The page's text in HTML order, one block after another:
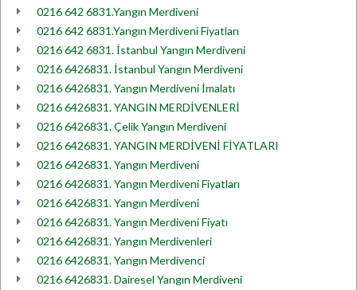
0216 642 6831.Yangın Merdiveni
0216 642 6831.Yangın Merdiveni Fiyatları
0216 642 6831. İstanbul Yangın Merdiveni
0216 6426831. İstanbul Yangın Merdiveni
0216 6426831. Yangın Merdiveni İmalatı
0216 6426831. YANGIN MERDİVENLERİ
0216 6426831. Çelik Yangın Merdiveni
0216 6426831. YANGIN MERDİVENİ FİYATLARI
0216 6426831. Yangın Merdiveni
0216 6426831. Yangın Merdiveni Fiyatları
0216 6426831. Yangın Merdiveni
0216 6426831. Yangın Merdiveni Fiyatı
0216 6426831. Yangın Merdivenleri
0216 6426831. Yangın Merdivenci
0216 6426831. Dairesel Yangın Merdiveni